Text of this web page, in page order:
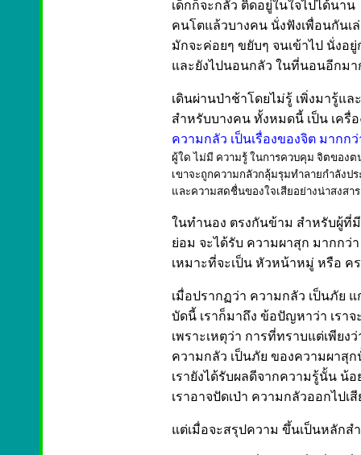
เด็กก็จะกลัว ติดอยู่ในใจไปได้นาน
คนโตแล้วบางคน นั่งฟังเพื่อนกันเล่
มักจะค่อยๆ ขยับๆ จนเข้าไป นั่งอ
และยังไปนอนกลัว ในที่นอนอีกมา
เดินผ่านป่าช้าโดยไม่รู้ เพิ่งมารู้แ
สำหรับบางคน ทั้งหมดนี้ เป็น เครื่
ความกลัว เป็นเรื่องของจิต มากก
ผู้ใด ไม่มี ความรู้ ในการควบคุม จิตของต
เขาจะถูกความกลัวกลุ้มรุมทำลายกำลังปร
และความสดชื่นของใจเสียอย่างน่าสงสาร
ในทำนอง ตรงกันข้าม สำหรับผู้ที่
ย่อม จะได้รับ ความผาสุก มากกว่
เหมาะที่จะเป็น หัวหน้าหมู่ หรือ ค
เมื่อปรากฏว่า ความกลัว เป็นภัย
บัดนี้ เราก็มาถึง ข้อปัญหาว่า เรา
เพราะเหตุว่า การที่ทราบแต่เพียงว่
ความกลัว เป็นภัย ของความผาสุ
เรายังได้รับผลดีจากความรู้นั้น น้อ
เราอาจปัดเป่า ความกลัวออกไปเ
แต่เมื่อจะสรุปความ ขึ้นเป็นหลักส